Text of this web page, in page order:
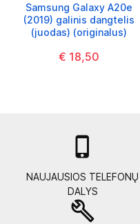
Samsung Galaxy A20e
(2019) galinis dangtelis
(juodas) (originalus)
€ 18,50

NAUJAUSIOS TELEFONŲ
DALYS
build